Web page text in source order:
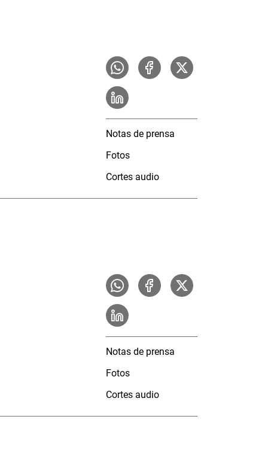
Notas de prensa
Fotos
Cortes audio
Notas de prensa
Fotos
Cortes audio